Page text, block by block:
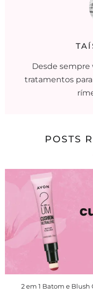
Desde sempre
tratamentos
POSTS
2 em 1 Batom e Blush